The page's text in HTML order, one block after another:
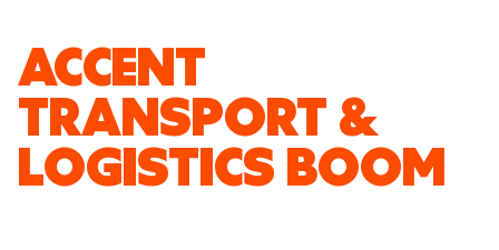
ACCENT
TRANSPORT &
LOGISTICS BOOM